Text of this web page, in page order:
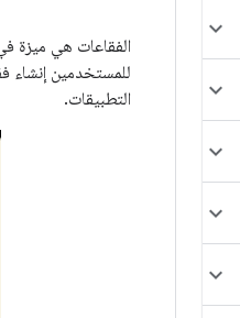
الفقاعات هي ميزة
للمستخدمين إنشاء
التطبيقات.